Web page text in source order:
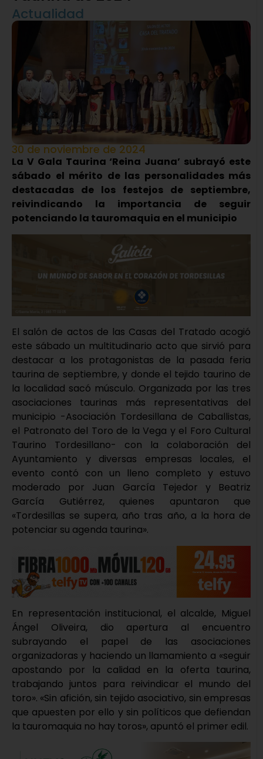
Actualidad
30 de noviembre de 2024
La V Gala Taurina ‘Reina Juana’ subrayó este
sábado el mérito de las personalidades más
destacadas de los festejos de septiembre,
reivindicando la importancia de seguir
potenciando la tauromaquia en el municipio
El salón de actos de las Casas del Tratado acogió
este sábado un multitudinario acto que sirvió para
destacar a los protagonistas de la pasada feria
taurina de septiembre, y donde el tejido taurino de
la localidad sacó músculo. Organizada por las tres
asociaciones taurinas más representativas del
municipio -Asociación Tordesillana de Caballistas,
el Patronato del Toro de la Vega y el Foro Cultural
Taurino Tordesillano- con la colaboración del
Ayuntamiento y diversas empresas locales, el
evento contó con un lleno completo y estuvo
moderado por Juan García Tejedor y Beatriz
García Gutiérrez, quienes apuntaron que
«Tordesillas se supera, año tras año, a la hora de
potenciar su agenda taurina».
En representación institucional, el alcalde, Miguel
Ángel Oliveira, dio apertura al encuentro
subrayando el papel de las asociaciones
organizadoras y haciendo un llamamiento a «seguir
apostando por la calidad en la oferta taurina,
trabajando juntos para reivindicar el mundo del
toro». «Sin afición, sin tejido asociativo, sin empresas
que apuesten por ello y sin políticos que defiendan
la tauromaquia no hay toros», apuntó el primer edil.